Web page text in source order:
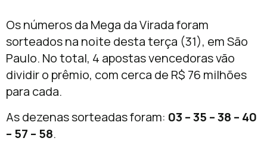
Os números da Mega da Virada foram
sorteados na noite desta terça (31), em São
Paulo. No total, 4 apostas vencedoras vão
dividir o prêmio, com cerca de R$ 76 milhões
para cada.
As dezenas sorteadas foram: 03 – 35 – 38 – 40
– 57 – 58.